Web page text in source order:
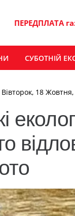
ПЕРЕДПЛАТА
СУБОТНІЙ
Вівторок, 18